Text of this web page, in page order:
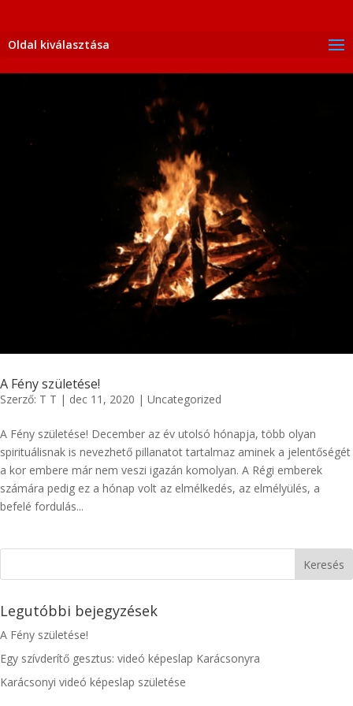
Oldal kiválasztása
A Fény születése!
Szerző: T T | dec 11, 2020 | Uncategorized
A Fény születése! December az év utolsó hónapja, több olyan
spirituálisnak is nevezhető pillanatot tartalmaz aminek a jelentőségét
a kor embere már nem veszi igazán komolyan. A Régi emberek
számára pedig ez a hónap volt az elmélkedés, az elmélyülés, a
befelé fordulás...
Legutóbbi bejegyzések
A Fény születése!
Egy szívderítő gesztus: videó képeslap Karácsonyra
Karácsonyi videó képeslap születése